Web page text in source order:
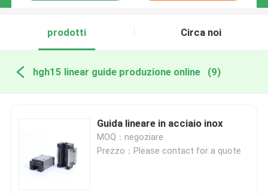
prodotti Circa noi
hgh15 linear guide produzione online (9)
Guida lineare in acciaio inox
MOQ：negoziare
Prezzo：Please contact for a quote